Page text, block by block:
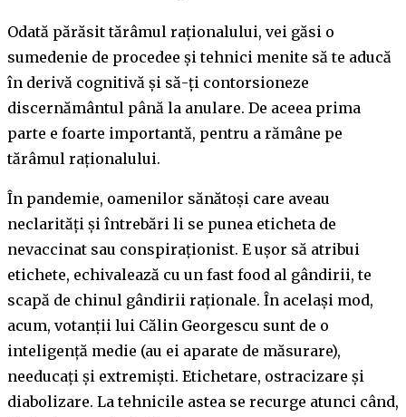
Odată părăsit tărâmul raționalului, vei găsi o
sumedenie de procedee și tehnici menite să te aducă
în derivă cognitivă și să-ți contorsioneze
discernământul până la anulare. De aceea prima
parte e foarte importantă, pentru a rămâne pe
tărâmul raționalului.
În pandemie, oamenilor sănătoși care aveau
neclarități și întrebări li se punea eticheta de
nevaccinat sau conspiraționist. E ușor să atribui
etichete, echivalează cu un fast food al gândirii, te
scapă de chinul gândirii raționale. În același mod,
acum, votanții lui Călin Georgescu sunt de o
inteligență medie (au ei aparate de măsurare),
needucați și extremiști. Etichetare, ostracizare și
diabolizare. La tehnicile astea se recurge atunci când,